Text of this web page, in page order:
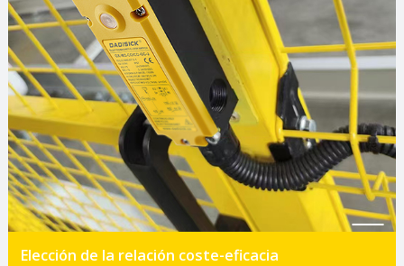
Elección de la relación coste-eficacia